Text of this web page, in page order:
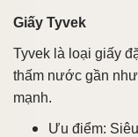
Giấy Tyvek
Tyvek là loại giấy
thấm nước gần
mạnh.
Ưu điểm: